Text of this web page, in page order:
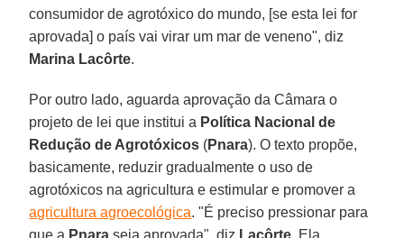
consumidor de agrotóxico do mundo, [se esta lei for
aprovada] o país vai virar um mar de veneno", diz
Marina Lacôrte.
Por outro lado, aguarda aprovação da Câmara o
projeto de lei que institui a Política Nacional de
Redução de Agrotóxicos (Pnara). O texto propõe,
basicamente, reduzir gradualmente o uso de
agrotóxicos na agricultura e estimular e promover a
agricultura agroecológica. "É preciso pressionar para
que a Pnara seja aprovada", diz Lacôrte. Ela